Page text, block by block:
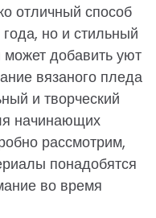
отличный способ
но и стильный
добавить уют
вязаного пледа
и творческий
начинающих
рассмотрим,
понадобятся
во время